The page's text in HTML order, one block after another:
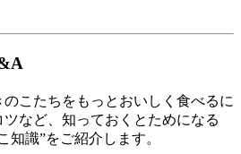
こたちをもっとおいしく食べるに
など、知っておくとためになる
識”をご紹介します。